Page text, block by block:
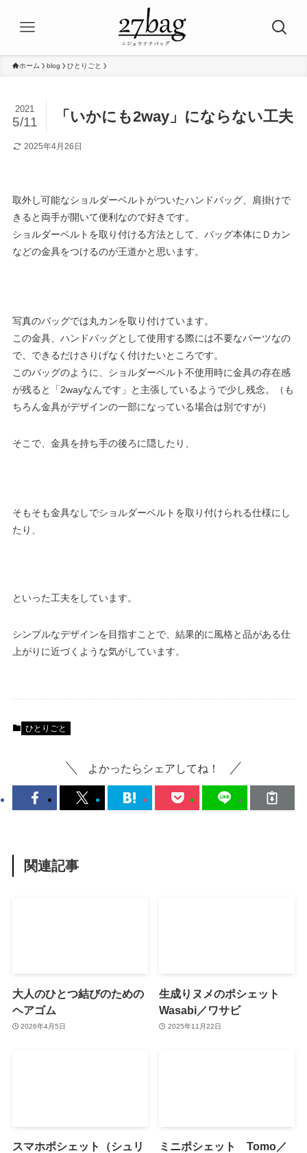
ホーム blog ひとりごと
「いかにも2way」にならない工夫
2021
5/11
2025年4月26日
取外し可能なショルダーベルトがついたハンドバッグ、肩掛けで
きると両手が開いて便利なので好きです。
ショルダーベルトを取り付ける方法として、バッグ本体にＤカン
などの金具をつけるのが王道かと思います。
写真のバッグでは丸カンを取り付けています。
この金具、ハンドバッグとして使用する際には不要なパーツなの
で、できるだけさりげなく付けたいところです。
このバッグのように、ショルダーベルト不使用時に金具の存在感
が残ると「2wayなんです」と主張しているようで少し残念。（も
ちろん金具がデザインの一部になっている場合は別ですが）
そこで、金具を持ち手の後ろに隠したり、
そもそも金具なしでショルダーベルトを取り付けられる仕様にし
たり、
といった工夫をしています。
シンプルなデザインを目指すことで、結果的に風格と品がある仕
上がりに近づくような気がしています。
ひとりごと
よかったらシェアしてね！
関連記事
大人のひとつ結びのための
ヘアゴム
2026年4月5日
生成りヌメのポシェット
Wasabi／ワサビ
2025年11月22日
スマホポシェット（シュリ
ミニポシェット Tomo／